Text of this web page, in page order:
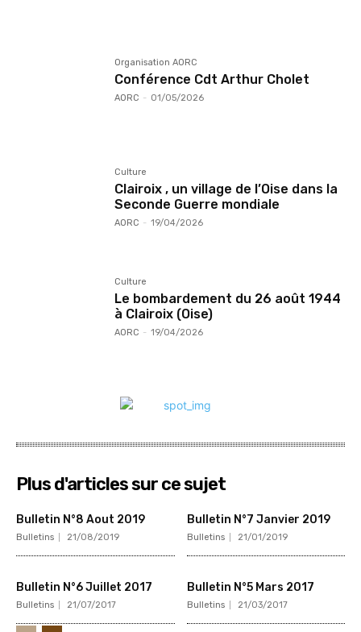
Organisation AORC
Conférence Cdt Arthur Cholet
AORC - 01/05/2026
Culture
Clairoix , un village de l’Oise dans la
Seconde Guerre mondiale
AORC - 19/04/2026
Culture
Le bombardement du 26 août 1944
à Clairoix (Oise)
AORC - 19/04/2026
Plus d'articles sur ce sujet
Bulletin N°8 Aout 2019
Bulletins 21/08/2019
Bulletin N°7 Janvier 2019
Bulletins 21/01/2019
Bulletin N°6 Juillet 2017
Bulletins 21/07/2017
Bulletin N°5 Mars 2017
Bulletins 21/03/2017